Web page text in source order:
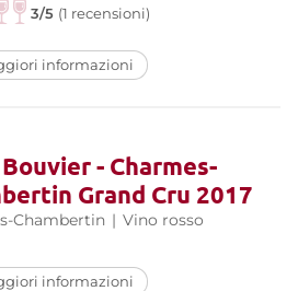
3/5 (1 recensioni)
informazioni
- Charmes-
Grand Cru 2017
Chambertin | Vino rosso
informazioni